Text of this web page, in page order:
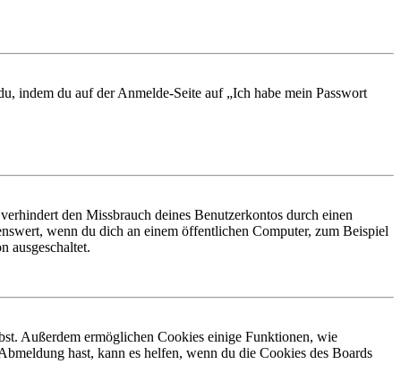
indem du auf der Anmelde-Seite auf „Ich habe mein Passwort
den Missbrauch deines Benutzerkontos durch einen
wenn du dich an einem öffentlichen Computer, zum Beispiel
ausgeschaltet.
Außerdem ermöglichen Cookies einige Funktionen, wie
hast, kann es helfen, wenn du die Cookies des Boards